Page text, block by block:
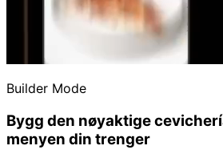
Builder Mode
Bygg den nøyaktige
menyen din trenger